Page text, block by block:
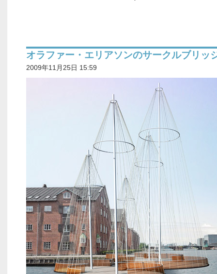
オラファー・エリアソンのサークルブリッ
2009年11月25日 15:59